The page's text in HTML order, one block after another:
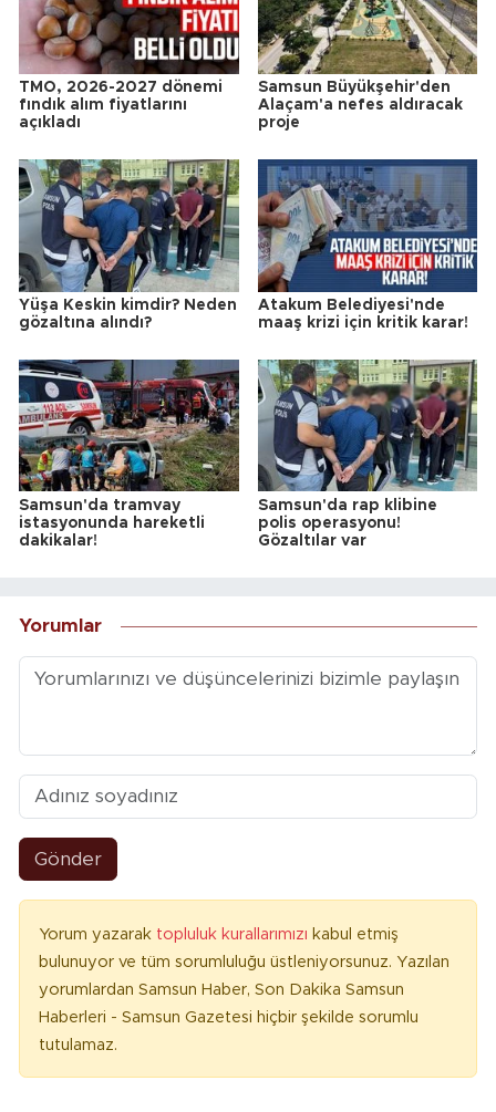
TMO, 2026-2027 dönemi
fındık alım fiyatlarını
açıkladı
Samsun Büyükşehir'den
Alaçam'a nefes aldıracak
proje
Yüşa Keskin kimdir? Neden
gözaltına alındı?
Atakum Belediyesi'nde
maaş krizi için kritik karar!
Samsun'da tramvay
istasyonunda hareketli
dakikalar!
Samsun'da rap klibine
polis operasyonu!
Gözaltılar var
Yorumlar
Gönder
Yorum yazarak topluluk kurallarımızı kabul etmiş
bulunuyor ve tüm sorumluluğu üstleniyorsunuz. Yazılan
yorumlardan Samsun Haber, Son Dakika Samsun
Haberleri - Samsun Gazetesi hiçbir şekilde sorumlu
tutulamaz.